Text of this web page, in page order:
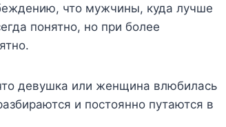
что мужчины, куда лучше
понятно, но при более
девушка или женщина влюбилась
и постоянно путаются в